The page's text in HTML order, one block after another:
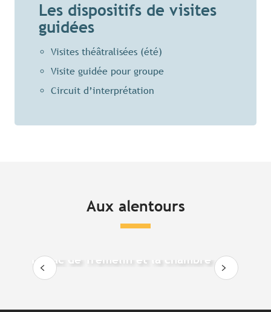
Les dispositifs de visites
guidées
Visites théâtralisées (été)
Visite guidée pour groupe
Circuit d’interprétation
Aux alentours
Le lac de Trémelin et la chambre